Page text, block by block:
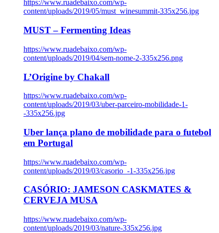
https://www.ruadebaixo.com/wp-
content/uploads/2019/05/must_winesummit-335x256.jpg
MUST – Fermenting Ideas
https://www.ruadebaixo.com/wp-
content/uploads/2019/04/sem-nome-2-335x256.png
L’Origine by Chakall
https://www.ruadebaixo.com/wp-
content/uploads/2019/03/uber-parceiro-mobilidade-1-
-335x256.jpg
Uber lança plano de mobilidade para o futebol
em Portugal
https://www.ruadebaixo.com/wp-
content/uploads/2019/03/casorio_-1-335x256.jpg
CASÓRIO: JAMESON CASKMATES &
CERVEJA MUSA
https://www.ruadebaixo.com/wp-
content/uploads/2019/03/nature-335x256.jpg